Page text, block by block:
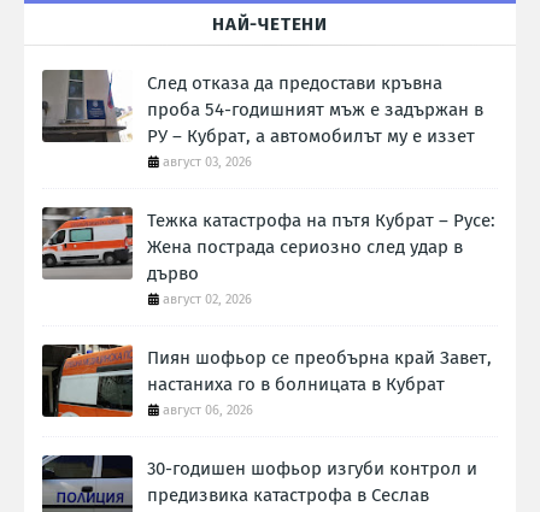
НАЙ-ЧЕТЕНИ
След отказа да предостави кръвна
проба 54-годишният мъж е задържан в
РУ – Кубрат, а автомобилът му е иззет
август 03, 2026
Тежка катастрофа на пътя Кубрат – Русе:
Жена пострада сериозно след удар в
дърво
август 02, 2026
Пиян шофьор се преобърна край Завет,
настаниха го в болницата в Кубрат
август 06, 2026
30-годишен шофьор изгуби контрол и
предизвика катастрофа в Сеслав